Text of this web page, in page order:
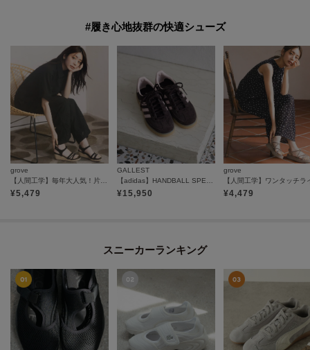
#履き心地抜群の快適シューズ
grove
【人間工学】毎年大人気！片手で履けるワンタッチサンダル
¥5,479
GALLEST
【adidas】HANDBALL SPEZIAL
¥15,950
grove
¥4,479
スニーカーランキング